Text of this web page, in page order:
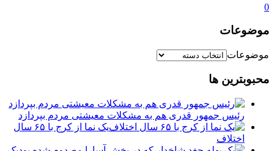
0
موضوعات
موضوعات
محبوبترین ها
رئیس جمهور قدری هم به مشکلات معیشتی مردم بپردازد
یک نما از کرج با ۶۵ سال
اختلاف